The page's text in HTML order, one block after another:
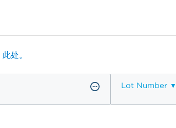
此处。
Lot Number